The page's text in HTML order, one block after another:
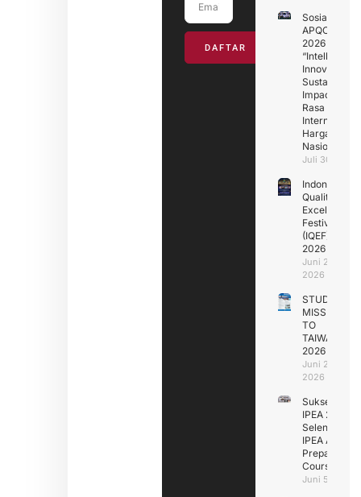
DAFTAR
APQO IC
2026
“Intelligence
Innovation
Sustainable
Impact” :
Rasa
Internasional
Harga
Nasional
Juli 30, 2026
Indonesia
Quality
Excellence
Festival
(IQEF)
2026
Juni 29,
2026
STUDY
MISSION
TO
TAIWAN
2026
Juni 29,
2026
Sukseskan
IPEA 2026
IPEA
Preparation
Course
Juni 5, 2026